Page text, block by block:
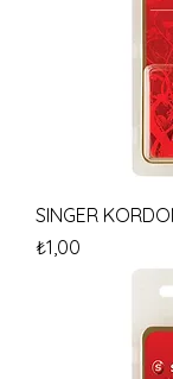
SINGER
Fiyat
₺1,00